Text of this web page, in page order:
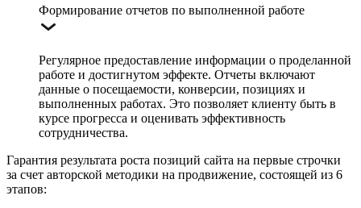
Формирование отчетов по выполненной работе
Регулярное предоставление информации о проделанной
работе и достигнутом эффекте. Отчеты включают
данные о посещаемости, конверсии, позициях и
выполненных работах. Это позволяет клиенту быть в
курсе прогресса и оценивать эффективность
сотрудничества.
Гарантия результата роста позиций сайта на первые строчки
за счет авторской методики на продвижение, состоящей из 6
этапов: